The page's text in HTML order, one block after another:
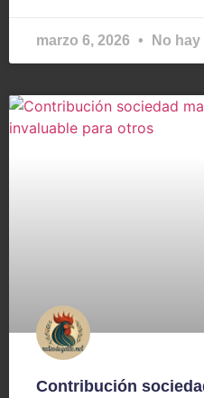
marzo 6, 2026 No
Contribución